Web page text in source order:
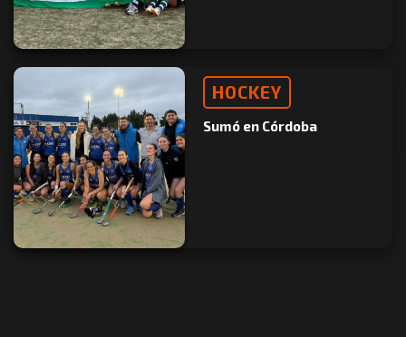
HOCKEY
Sumó en Córdoba